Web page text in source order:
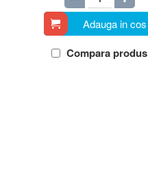
Adauga in cos
Compara produs